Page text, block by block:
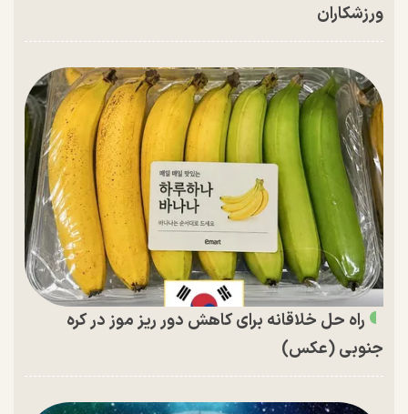
ورزشکاران
راه حل خلاقانه برای کاهش دور ریز موز در کره
جنوبی (عکس)